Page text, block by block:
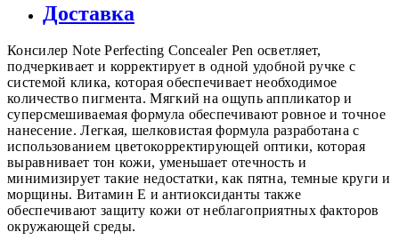
Доставка
Консилер Note Perfecting Concealer Pen осветляет,
подчеркивает и корректирует в одной удобной ручке с
системой клика, которая обеспечивает необходимое
количество пигмента. Мягкий на ощупь аппликатор и
суперсмешиваемая формула обеспечивают ровное и точное
нанесение. Легкая, шелковистая формула разработана с
использованием цветокорректирующей оптики, которая
выравнивает тон кожи, уменьшает отечность и
минимизирует такие недостатки, как пятна, темные круги и
морщины. Витамин Е и антиоксиданты также
обеспечивают защиту кожи от неблагоприятных факторов
окружающей среды.